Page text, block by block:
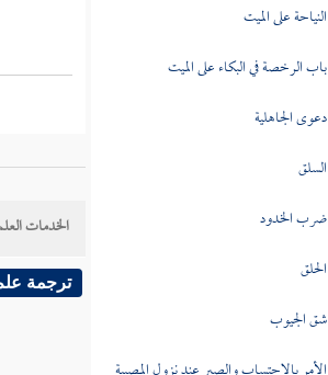
النياحة على الميت
باب الرخصة في البكاء على الميت
دعوى الجاهلية
السلق
ضرب الخدود
الحلق
شق الجيوب
الخدمات
ترجمة